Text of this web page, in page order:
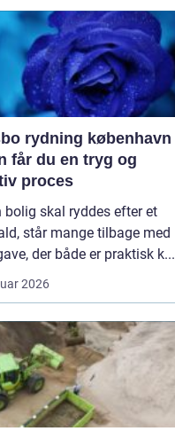
rydning københavn
får du en tryg og
proces
bolig skal ryddes efter et
står mange tilbage med
der både er praktisk k...
2026